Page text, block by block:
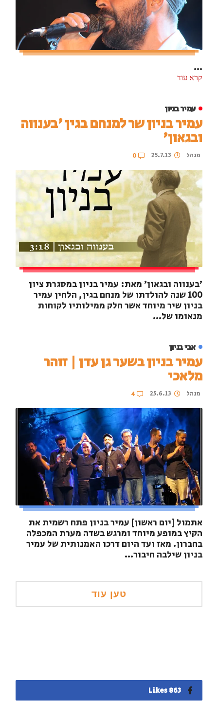
...
קרא עוד
עמיר בניון
עמיר בניון שר למנחם בגין 'בענווה
ובגאון'
מנהל 25.7.13
0
'בענווה ובגאון' מאת: עמיר בניון במסגרת ציון
100 שנה להולדתו של מנחם בגין, הלחין עמיר
בניון שיר מיוחד אשר חלק ממילותיו לקוחות
מנאומו של...
אבי בניון
עמיר בניון בשער גן עדן | זוהר
מלאכי
מנהל 25.6.13
4
אתמול [יום ראשון] עמיר בניון פתח רשמית את
הקיץ במופע מיוחד ומרגש בשדה מערת המכפלה
בחברון. מאז ועד היום דרכו האמנותית של עמיר
בניון שילבה חיבור...
863 Likes